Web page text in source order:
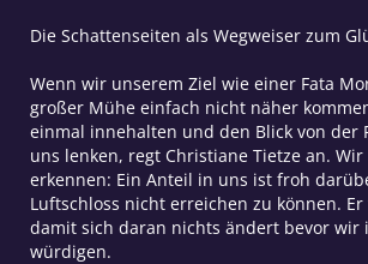
Die Schattenseiten als Wegweiser zum
Wenn wir unserem Ziel wie einer Fata
großer Mühe einfach nicht näher
einmal innehalten und den Blick von der
uns lenken, regt Christiane Tietze an.
erkennen: Ein Anteil in uns ist froh
Luftschloss nicht erreichen zu können.
damit sich daran nichts ändert bevor wir
würdigen.